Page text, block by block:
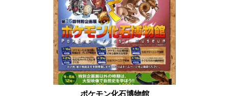
ポケモン化石博物館